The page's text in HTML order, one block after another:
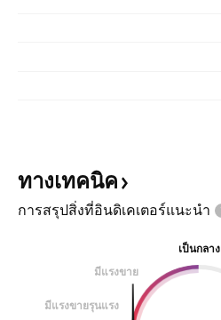
ทางเทคนิค
การสรุปสิ่งที่อินดิเคเตอร์แนะนำ
เป็นกลาง
มีแรงขาย
มีแรงขายรุนแรง